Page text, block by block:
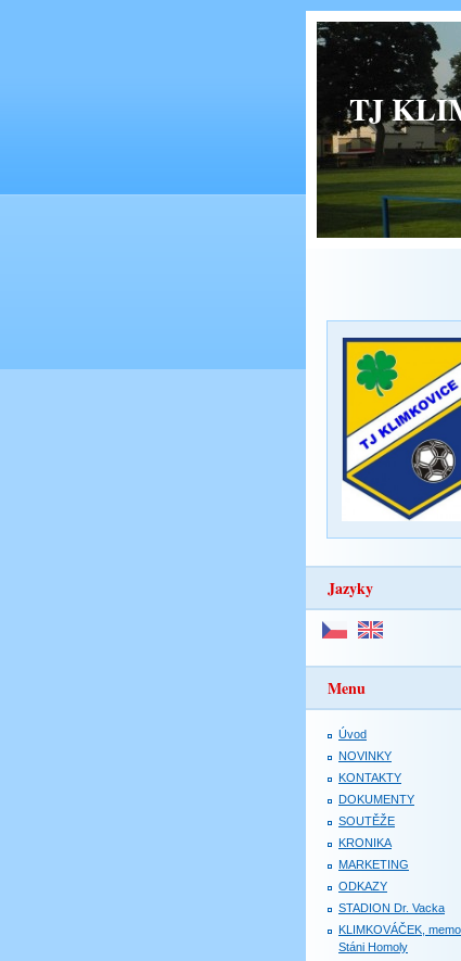
TJ
Jazyky
Menu
Úvod
NOVINKY
KONTAKTY
DOKUMENTY
SOUTĚŽE
KRONIKA
MARKETING
ODKAZY
STADION Dr. Vacka
KLIMKOVÁČEK,
Stáni Homoly